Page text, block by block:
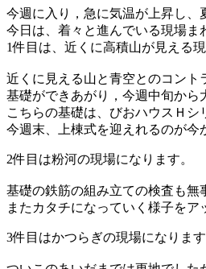
今週に入り，急に気温が上昇し、
今日は、着々と進んでいる現場ま
1件目は、近くに高積山が見える現
近くに見える山と青空とのコント
基礎ができあがり，今週中旬から
こちらの基礎は、びおハウスＨシ
今週末、上棟式を迎えれるのが今
2件目は粉河の現場になります。
基礎の鉄筋の組み立ての検査も無
またカタチになっていく様子をア
3件目はかつらぎの現場になります